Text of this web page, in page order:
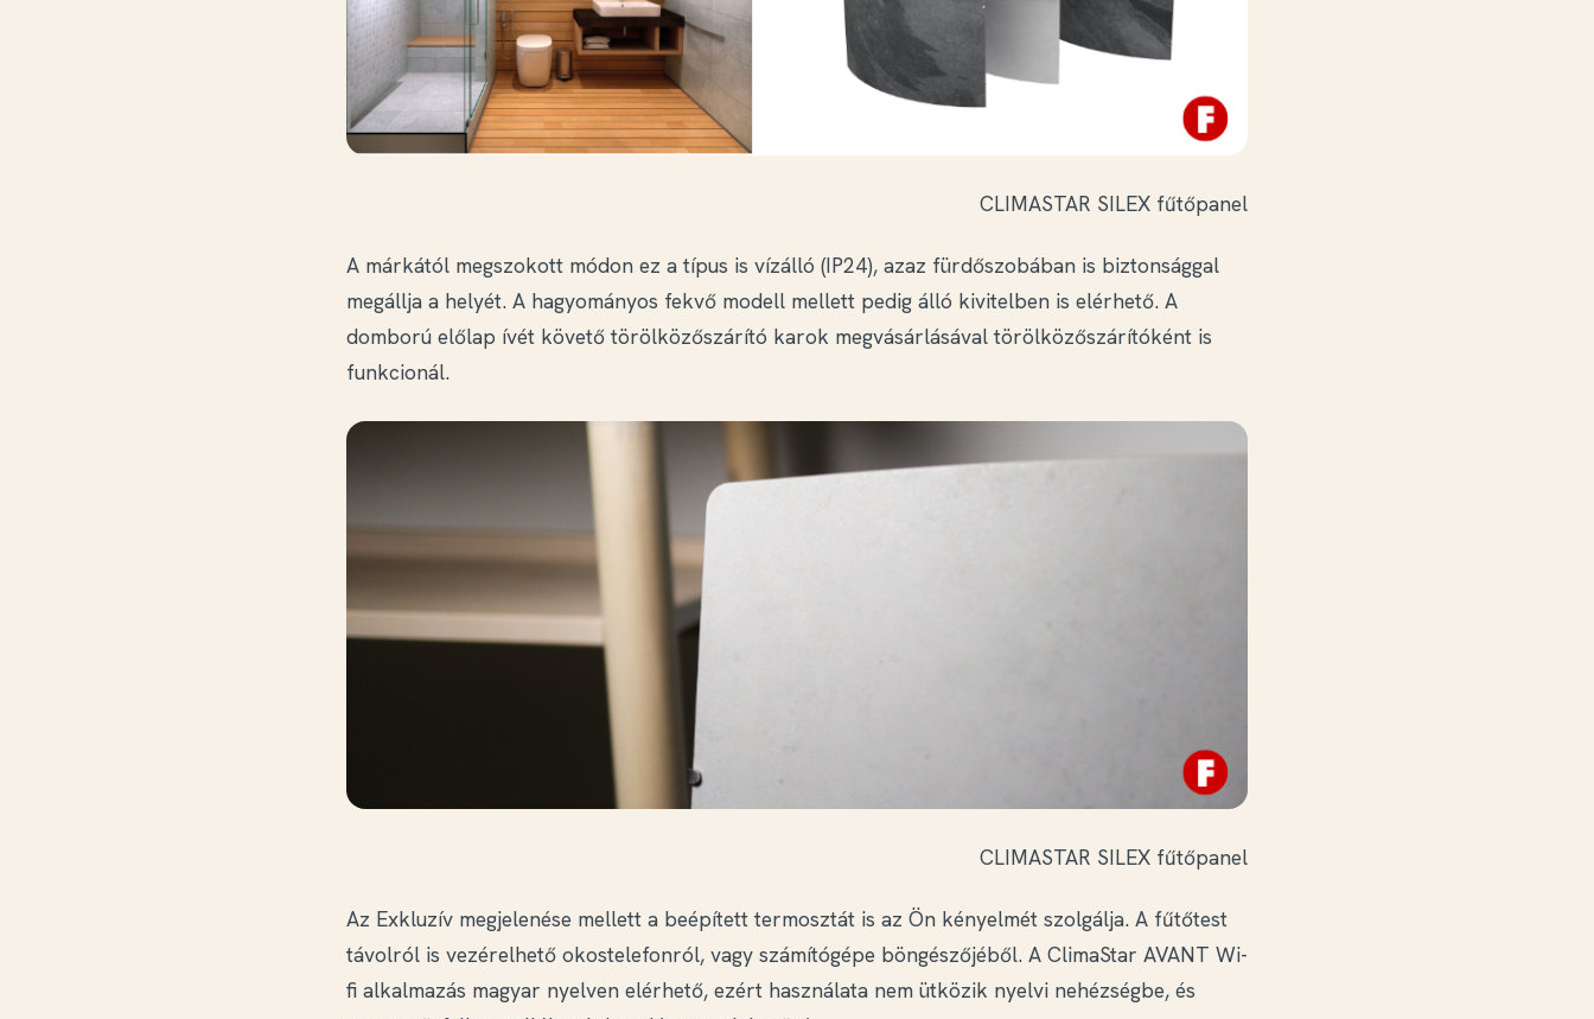
CLIMASTAR SILEX fűtőpanel
A márkától megszokott módon ez a típus is vízálló (IP24), azaz fürdőszobában is biztonsággal
megállja a helyét. A hagyományos fekvő modell mellett pedig álló kivitelben is elérhető. A
domború előlap ívét követő törölközőszárító karok megvásárlásával törölközőszárítóként is
funkcionál.
CLIMASTAR SILEX fűtőpanel
Az Exkluzív megjelenése mellett a beépített termosztát is az Ön kényelmét szolgálja. A fűtőtest
távolról is vezérelhető okostelefonról, vagy számítógépe böngészőjéből. A ClimaStar AVANT Wi-
fi alkalmazás magyar nyelven elérhető, ezért használata nem ütközik nyelvi nehézségbe, és